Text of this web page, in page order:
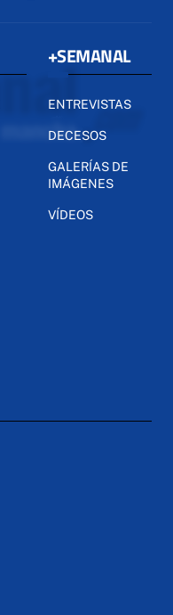
+SEMANAL
ENTREVISTAS
DECESOS
GALERÍAS DE
IMÁGENES
VÍDEOS